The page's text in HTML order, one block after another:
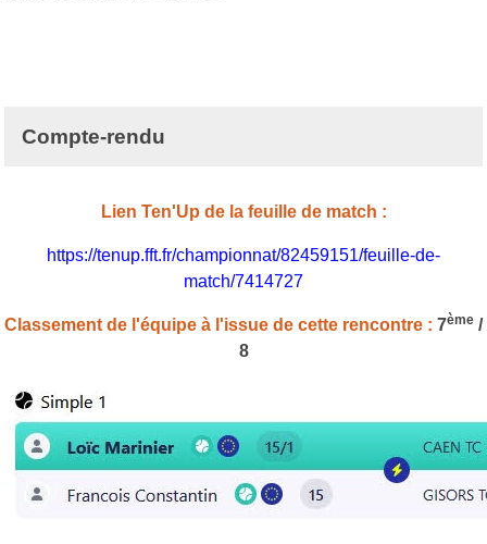
Compte-rendu
Lien Ten'Up de la feuille de match :
https://tenup.fft.fr/championnat/82459151/feuille-de-
match/7414727
Classement de l'équipe à l'issue de cette rencontre : 7ème /
8